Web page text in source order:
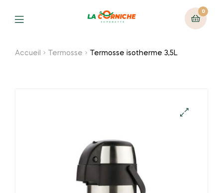
0
Menu
Accueil Termosse Termosse isotherme 3,5L